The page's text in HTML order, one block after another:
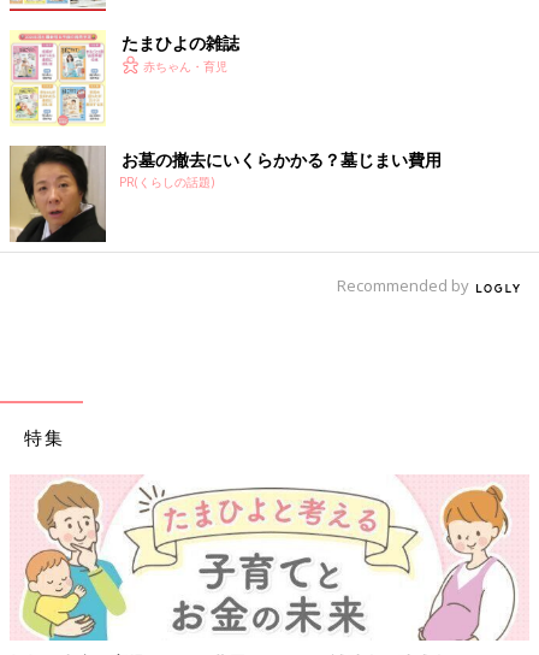
たまひよの雑誌
赤ちゃん・育児
お墓の撤去にいくらかかる？墓じまい費用
PR(くらしの話題)
Recommended by
特集
【ワクチン接種